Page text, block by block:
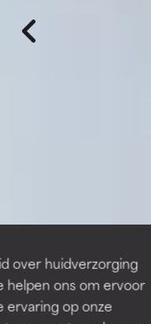
over huidverzorging
helpen ons om ervoor
ervaring op onze